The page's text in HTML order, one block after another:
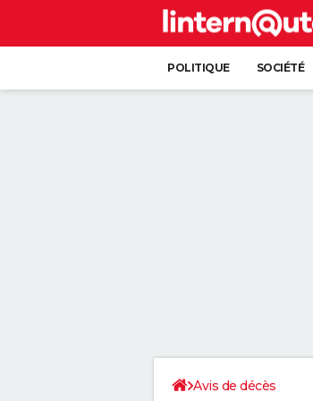
POLITIQUE SOCIÉTÉ
Avis de décès